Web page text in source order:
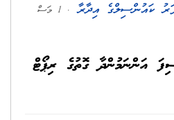
ކައުންސިލްގެ އިދާރާ
. 1 މަސް
އަންނަމުންދާ ގޮތުގެ ރިޕޯޓް